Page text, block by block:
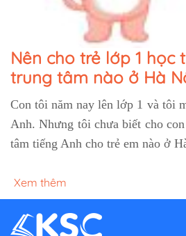
Nên cho trẻ lớp 1 học
trung tâm nào ở Hà
Con tôi năm nay lên lớp 1 và tôi
Anh. Nhưng tôi chưa biết cho
tâm tiếng Anh cho trẻ em nào ở
Xem thêm